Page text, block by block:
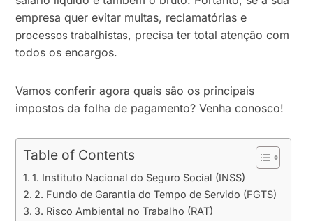
empresa quer evitar multas, reclamatórias e
processos trabalhistas, precisa ter total atenção com
todos os encargos.
Vamos conferir agora quais são os principais
impostos da folha de pagamento? Venha conosco!
Table of Contents
1. Instituto Nacional do Seguro Social (INSS)
2. Fundo de Garantia do Tempo de Servido (FGTS)
3. Risco Ambiental no Trabalho (RAT)